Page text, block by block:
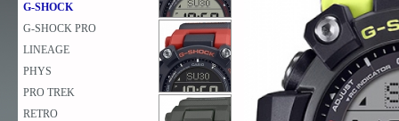
G-SHOCK
G-SHOCK PRO
LINEAGE
PHYS
PRO TREK
RETRO